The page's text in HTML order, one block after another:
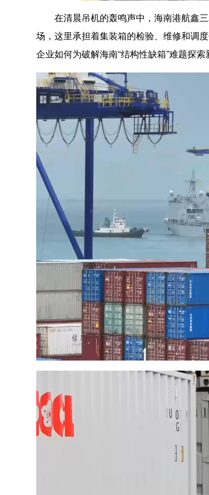
在清晨吊机的轰鸣声中，海南港航鑫三
场，这里承担着集装箱的检验、维修和调
企业如何为破解海南“结构性缺箱”难题探索